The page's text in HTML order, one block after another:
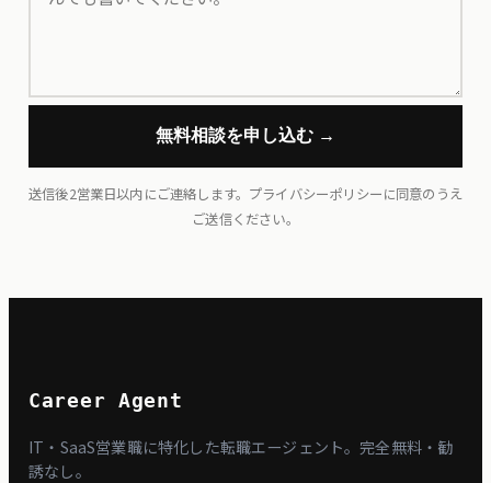
無料相談を申し込む →
送信後2営業日以内にご連絡します。 プライバシーポリシーに同意のうえ
ご送信ください。
Career Agent
IT・SaaS営業職に特化した転職エージェント。完全無料・勧
誘なし。